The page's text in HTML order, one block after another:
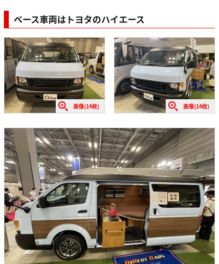
ベース車両はトヨタのハイエース
画像(14枚) 画像(14枚)